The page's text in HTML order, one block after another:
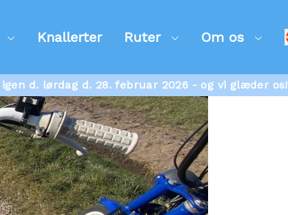
Knallerter Ruter Om os
d. lørdag d. 28. februar 2026 - og vi glæder os!